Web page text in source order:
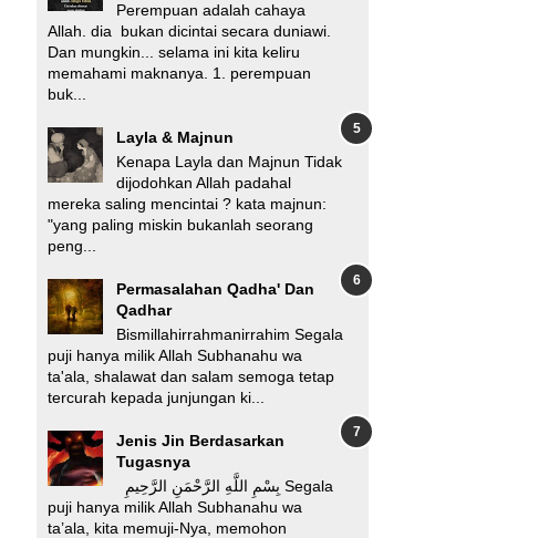
Perempuan adalah cahaya
Allah. dia bukan dicintai secara duniawi.
Dan mungkin... selama ini kita keliru
memahami maknanya. 1. perempuan
buk...
Layla & Majnun
Kenapa Layla dan Majnun Tidak
dijodohkan Allah padahal
mereka saling mencintai ? kata majnun:
"yang paling miskin bukanlah seorang
peng...
Permasalahan Qadha' Dan
Qadhar
Bismillahirrahmanirrahim Segala
puji hanya milik Allah Subhanahu wa
ta'ala, shalawat dan salam semoga tetap
tercurah kepada junjungan ki...
Jenis Jin Berdasarkan
Tugasnya
puji hanya milik Allah Subhanahu wa
ta’ala, kita memuji-Nya, memohon